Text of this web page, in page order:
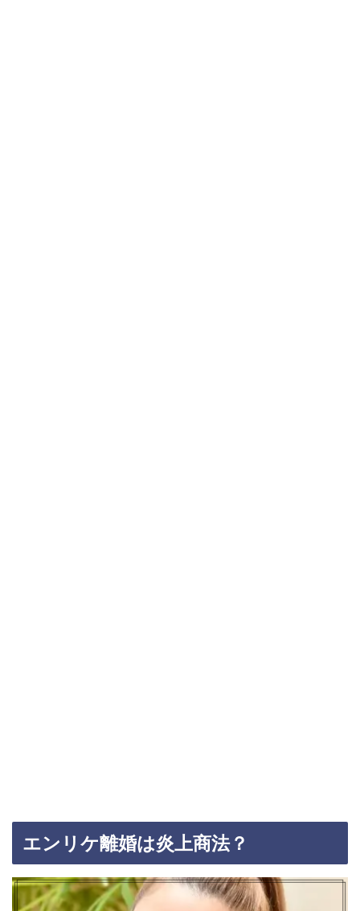
エンリケ離婚は炎上商法？